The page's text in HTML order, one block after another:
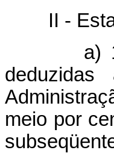
II -
a) 1%
meio por